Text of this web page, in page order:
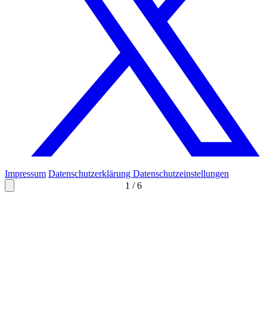
1 /6
Impressum Datenschutzerklärung Datenschutzeinstellungen